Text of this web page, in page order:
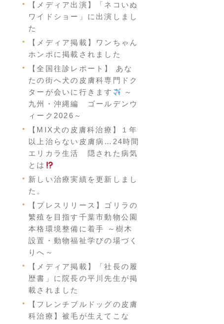
【メディア出演】「ネコいぬ
ワイドショー」に出演しまし
た
【メディア掲載】ワンちゃん
ホンポに掲載されました
【全国往診レポート】 あな
たの街へ犬の皮膚科専門ドク
ターが会いに行きます
～
九州・沖縄編 ゴールデンウ
ィーク2026～
【MIX犬の皮膚科治療】１年
以上治らない皮膚病…24時間
エリカラ生活 隠された病気
とは
新しい治療実績を更新しまし
た。
【プレスリリース】ゴリラの
繁殖を目指す千葉市動物公園
本格環境整備に着手 ～樹木
設置・動物福祉学びの場づく
りへ～
【メディア掲載】「社長の履
歴書」に院長の平川先生が掲
載されました
【フレンチブルドッグの皮膚
科治療】被毛が生えてこな